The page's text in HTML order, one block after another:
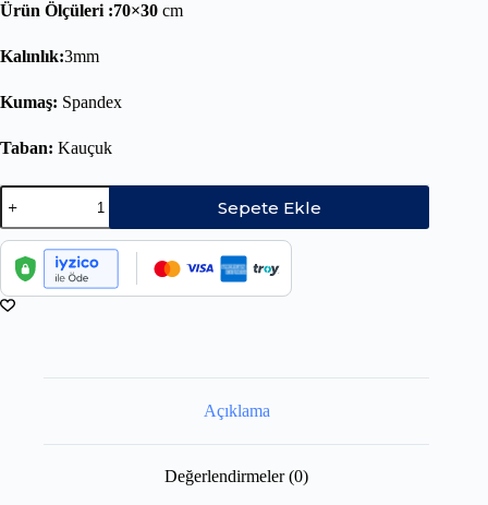
Ürün Ölçüleri :70×30 cm
Kalınlık:3mm
Kumaş: Spandex
Taban: Kauçuk
Sepete Ekle
Açıklama
Değerlendirmeler (0)